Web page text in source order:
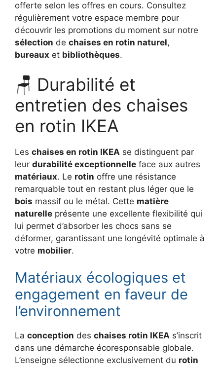
offerte selon les offres en cours. Consultez
régulièrement votre espace membre pour
découvrir les promotions du moment sur notre
sélection de chaises en rotin naturel,
bureaux et bibliothèques.
🪑 Durabilité et
entretien des chaises
en rotin IKEA
Les chaises en rotin IKEA se distinguent par
leur durabilité exceptionnelle face aux autres
matériaux. Le rotin offre une résistance
remarquable tout en restant plus léger que le
bois massif ou le métal. Cette matière
naturelle présente une excellente flexibilité qui
lui permet d’absorber les chocs sans se
déformer, garantissant une longévité optimale à
votre mobilier.
Matériaux écologiques et
engagement en faveur de
l’environnement
La conception des chaises rotin IKEA s’inscrit
dans une démarche écoresponsable globale.
L’enseigne sélectionne exclusivement du rotin